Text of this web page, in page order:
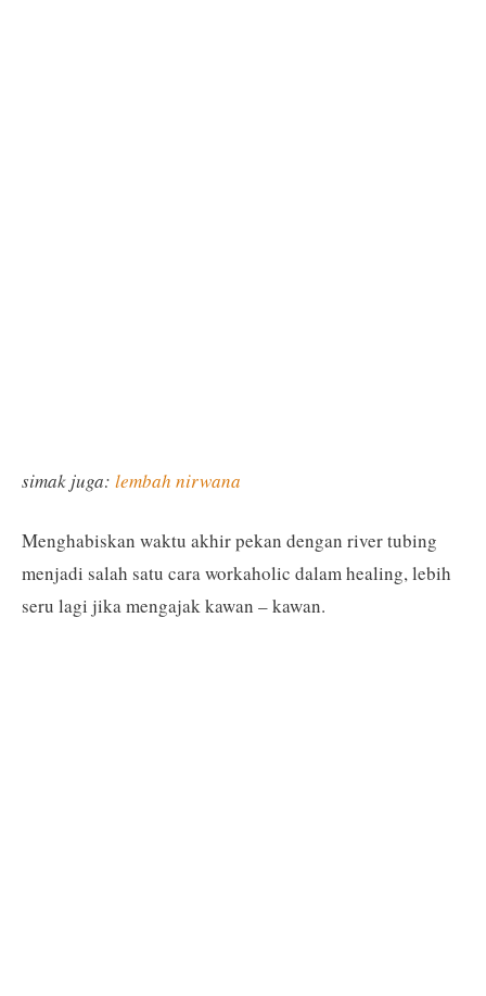
simak juga: lembah nirwana
Menghabiskan waktu akhir pekan dengan river tubing
menjadi salah satu cara workaholic dalam healing, lebih
seru lagi jika mengajak kawan – kawan.